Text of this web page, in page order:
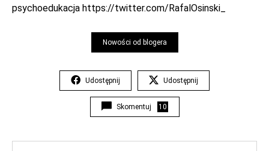
psychoedukacja https://twitter.com/RafalOsinski_
Nowości od blogera
Udostępnij Udostępnij
Skomentuj 10